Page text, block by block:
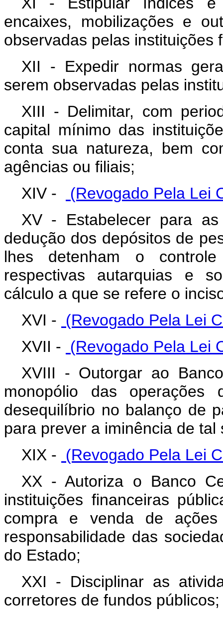
encaixes, mobilizações e
observadas pelas instituições
XII - Expedir normas
serem observadas pelas
XIII - Delimitar, com
capital mínimo das
conta sua natureza, bem
agências ou filiais;
XIV -
(Revogado Pela Lei
XV - Estabelecer para
dedução dos depósitos de
lhes detenham o
respectivas autarquias e
cálculo a que se refere o
XVI - (Revogado Pela Lei
XVII - (Revogado Pela Lei
XVIII - Outorgar ao
monopólio das operações
desequilíbrio no balanço de
para prever a iminência de tal
XIX - (Revogado Pela Lei
XX - Autoriza o Banco
instituições financeiras
compra e venda de
responsabilidade das
do Estado;
XXI - Disciplinar as
corretores de fundos públicos;